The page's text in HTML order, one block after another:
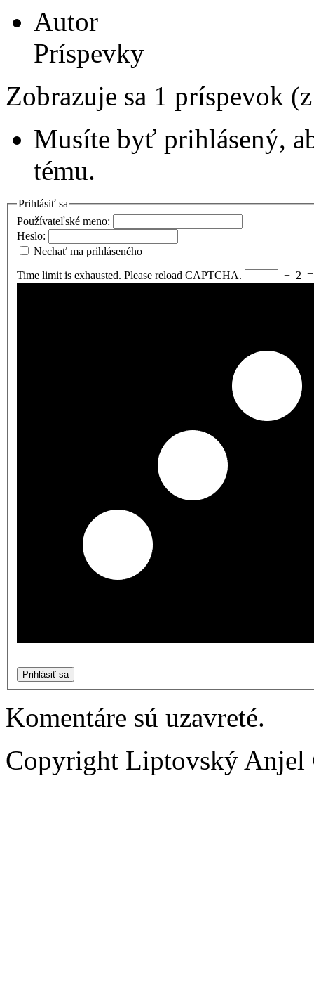
Autor
Príspevky
Zobrazuje sa 1 príspevok
Musíte byť prihlásený,
tému.
Prihlásiť sa
Používateľské meno:
Heslo:
Nechať ma prihláseného
Time limit is exhausted. Please reload CAPTCHA.
− 2
Prihlásiť sa
Komentáre sú uzavreté.
Copyright Liptovský Anjel